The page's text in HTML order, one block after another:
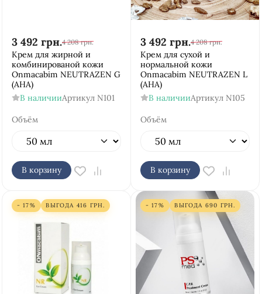
3 492 грн.4 208 грн.
Крем для жирной и
комбинированой кожи
Onmacabim NEUTRAZEN G
(AHA)
В наличииАртикул N101
Объём
В корзину
3 492 грн.4 208 грн.
Крем для сухой и
нормальной кожи
Onmacabim NEUTRAZEN L
(AHA)
В наличииАртикул N105
Объём
В корзину
- 17% ВЫГОДА 416 ГРН. - 17% ВЫГОДА 690 ГРН.